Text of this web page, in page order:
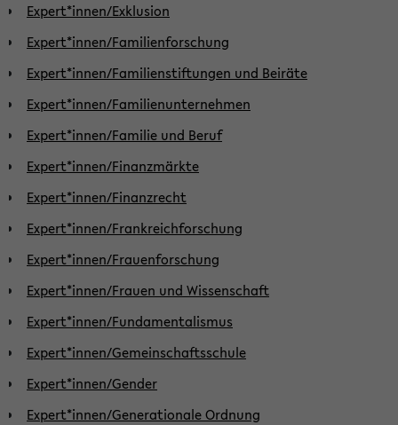
Expert*innen/Exklusion
Expert*innen/Familienforschung
Expert*innen/Familienstiftungen und Beiräte
Expert*innen/Familienunternehmen
Expert*innen/Familie und Beruf
Expert*innen/Finanzmärkte
Expert*innen/Finanzrecht
Expert*innen/Frankreichforschung
Expert*innen/Frauenforschung
Expert*innen/Frauen und Wissenschaft
Expert*innen/Fundamentalismus
Expert*innen/Gemeinschaftsschule
Expert*innen/Gender
Expert*innen/Generationale Ordnung